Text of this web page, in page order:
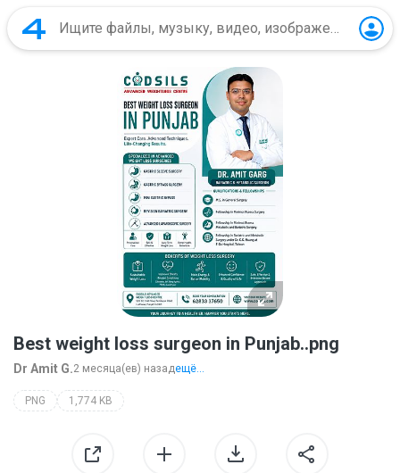
Best weight loss surgeon in Punjab..png
Dr Amit G.2 месяца(ев) назадещё...
PNG 1,774 KB